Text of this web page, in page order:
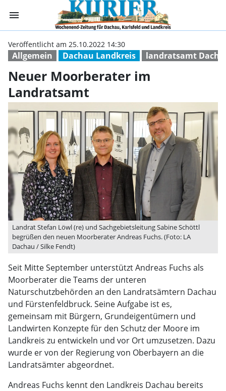
menu Neuer
Allgemein Dachau Landkreis landratsamt
Veröffentlicht am 25.10.2022 14:30
Neuer Moorberater im
Landratsamt
Landrat Stefan Löwl (re) und Sachgebietsleitung Sabine Schöttl
begrüßen den neuen Moorberater Andreas Fuchs. (Foto: LA
Dachau / Silke Fendt)
Seit Mitte September unterstützt Andreas Fuchs als
Moorberater die Teams der unteren
Naturschutzbehörden an den Landratsämtern Dachau
und Fürstenfeldbruck. Seine Aufgabe ist es,
gemeinsam mit Bürgern, Grundeigentümern und
Landwirten Konzepte für den Schutz der Moore im
Landkreis zu entwickeln und vor Ort umzusetzen. Dazu
wurde er von der Regierung von Oberbayern an die
Landratsämter abgeordnet.
Andreas Fuchs kennt den Landkreis Dachau bereits